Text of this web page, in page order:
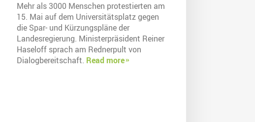
Mehr als 3000 Menschen protestierten am
15. Mai auf dem Universitätsplatz gegen
die Spar- und Kürzungspläne der
Landesregierung. Ministerpräsident Reiner
Haseloff sprach am Rednerpult von
Dialogbereitschaft. Read more